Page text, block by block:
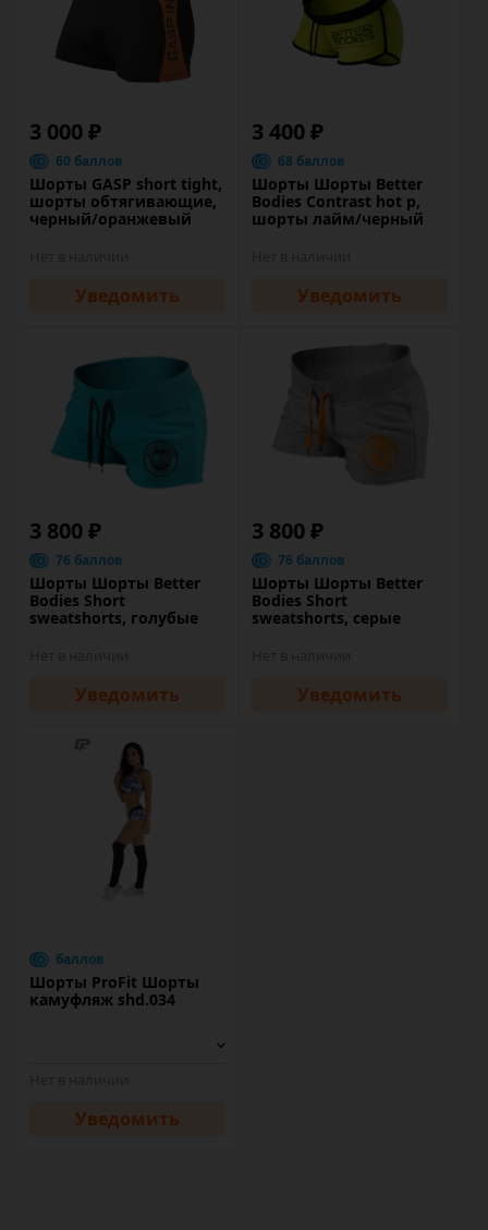
3 000 ₽
60 баллов
Шорты GASP short tight,
шорты обтягивающие,
черный/оранжевый
Уведомить
3 400 ₽
68 баллов
Шорты Шорты Better
Bodies Contrast hot p,
шорты лайм/черный
Уведомить
3 800 ₽
76 баллов
Шорты Шорты Better
Bodies Short
sweatshorts, голубые
Уведомить
3 800 ₽
76 баллов
Шорты Шорты Better
Bodies Short
sweatshorts, серые
Уведомить
баллов
Шорты ProFit Шорты
камуфляж shd.034
Уведомить